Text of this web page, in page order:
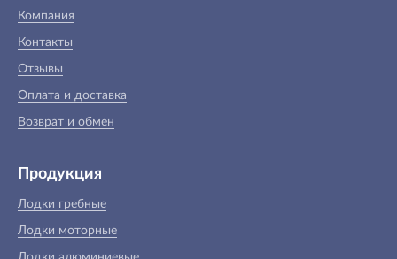
Компания
Контакты
Отзывы
Оплата и доставка
Возврат и обмен
Продукция
Лодки гребные
Лодки моторные